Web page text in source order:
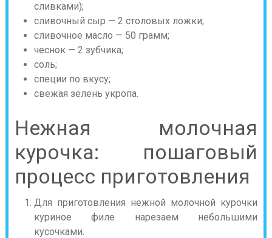
сливками);
сливочный сыр — 2 столовых ложки;
сливочное масло — 50 грамм;
чеснок — 2 зубчика;
соль;
специи по вкусу;
свежая зелень укропа.
Нежная молочная
курочка: пошаговый
процесс приготовления
Для приготовления нежной молочной курочки
куриное филе нарезаем небольшими
кусочками.